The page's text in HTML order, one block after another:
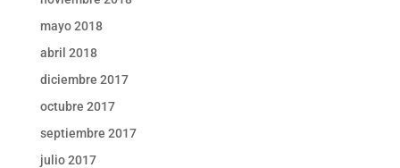
mayo 2018
abril 2018
diciembre 2017
octubre 2017
septiembre 2017
julio 2017